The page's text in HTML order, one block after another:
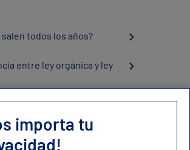
todos los años?
entre ley orgánica y ley
importa tu